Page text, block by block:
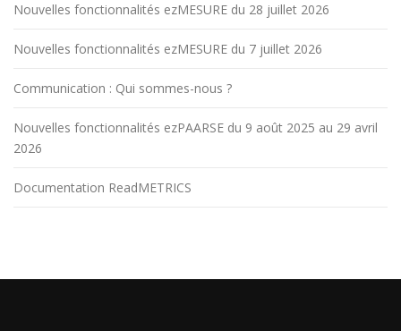
Nouvelles fonctionnalités ezMESURE du 28 juillet 2026
Nouvelles fonctionnalités ezMESURE du 7 juillet 2026
Communication : Qui sommes-nous ?
Nouvelles fonctionnalités ezPAARSE du 9 août 2025 au 29 avril
2026
Documentation ReadMETRICS